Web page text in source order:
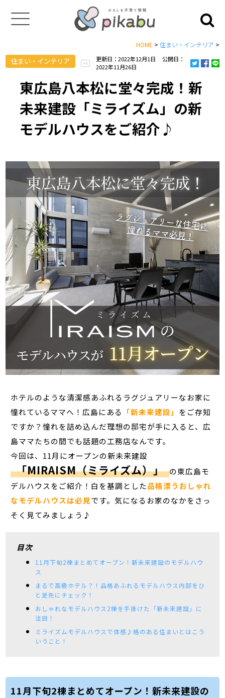
HOME > 住まい・インテリア >
住まい・インテリア PR
更新日：2022年12月1日
公開日：
2022年11月26日
東広島八本松に堂々完成！新
未来建設「ミライズム」の新
モデルハウスをご紹介♪
ホテルのような清潔感あふれるラグジュアリーなお家に
憧れているママへ！広島にある 「新未来建設」 をご存知
ですか？憧れを詰め込んだ理想の邸宅が手に入ると、広
島ママたちの間でも話題の工務店なんです。
今回は、11月にオープンの新未来建設
「MIRAISM（ミライズム）」 の東広島モ
デルハウスをご紹介！白を基調とした品格漂うおしゃれ
なモデルハウスは必見です。気になるお家のなかをさっ
そく見てみましょう♪
目次
11月下旬2棟まとめてオープン！新未来建設のモデルハウ
ス
まるで高級ホテル？！品格あふれるモデルハウス内部をひ
と足先にチェック！
おしゃれなモデルハウス2棟を手掛けた「新未来建設」に
注目！
ミライズムモデルハウスで体感♪格のある住まいとはこう
いうこと！
11月下旬2棟まとめてオープン！新未来建設の